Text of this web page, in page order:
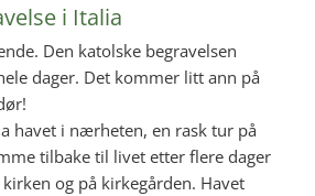
i Italia
Den katolske begravelsen
dager. Det kommer litt ann på
havet i nærheten, en rask tur på
tilbake til livet etter flere dager
og på kirkegården. Havet